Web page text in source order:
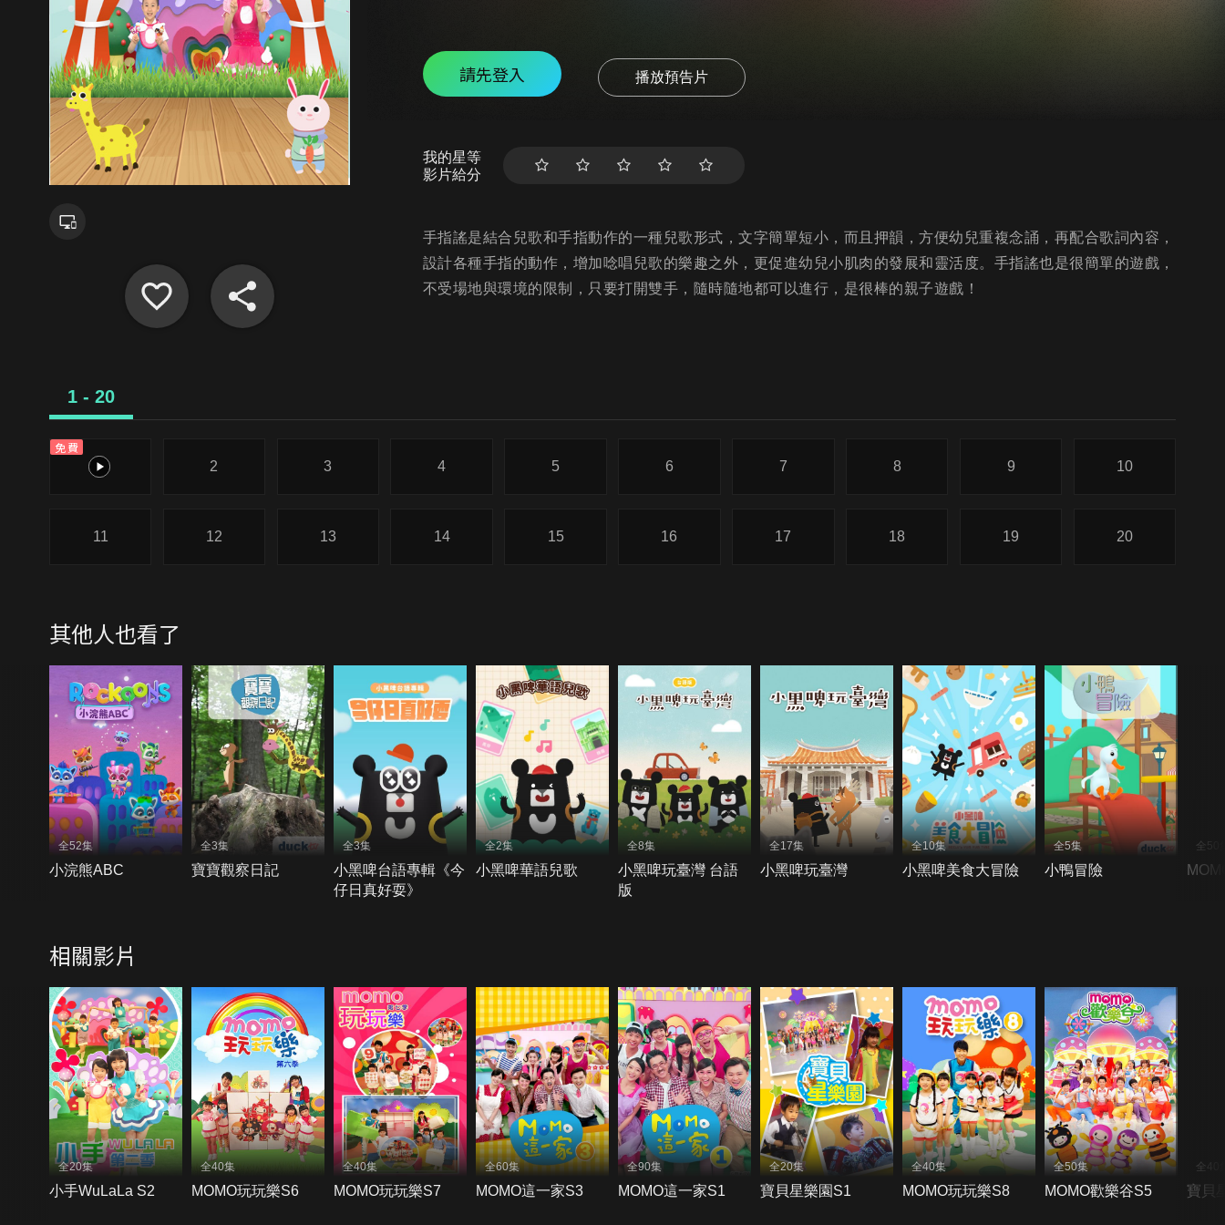
請先登入 播放預告片
我的星等
影片給分
手指謠是結合兒歌和手指動作的一種兒歌形式，文字簡單短小，而且押韻，方便幼兒重複念誦，再配合歌詞內容，
設計各種手指的動作，增加唸唱兒歌的樂趣之外，更促進幼兒小肌肉的發展和靈活度。手指謠也是很簡單的遊戲，
不受場地與環境的限制，只要打開雙手，隨時隨地都可以進行，是很棒的親子遊戲！
1 - 20
免費
1
2 3 4 5 6 7 8 9 10
11 12 13 14 15 16 17 18 19 20
其他人也看了
全52集
小浣熊ABC
全3集
寶寶觀察日記
全3集
小黑啤台語專輯《今
仔日真好耍》
全2集
小黑啤華語兒歌
全8集
小黑啤玩臺灣 台語
版
全17集
小黑啤玩臺灣
全10集
小黑啤美食大冒險
全5集
小鴨冒險
全50
相關影片
全20集
小手WuLaLa S2
全40集
MOMO玩玩樂S6
全40集
MOMO玩玩樂S7
全60集
MOMO這一家S3
全90集
MOMO這一家S1
全20集
寶貝星樂園S1
全40集
MOMO玩玩樂S8
全50集
MOMO歡樂谷S5
全40
寶貝